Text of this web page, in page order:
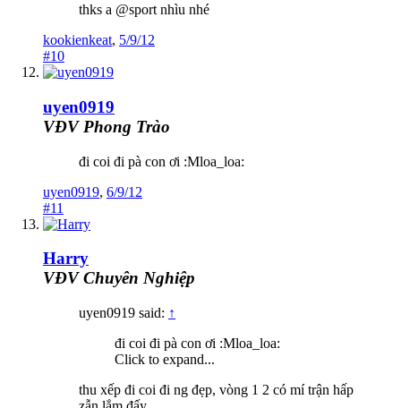
thks a @sport nhìu nhé
kookienkeat, 5/9/12
#10
uyen0919
VĐV Phong Trào
đi coi đi pà con ơi :Mloa_loa:
uyen0919, 6/9/12
#11
Harry
VĐV Chuyên Nghiệp
uyen0919 said: ↑
đi coi đi pà con ơi :Mloa_loa:
Click to expand...
thu xếp đi coi đi ng đẹp, vòng 1 2 có mí trận hấp